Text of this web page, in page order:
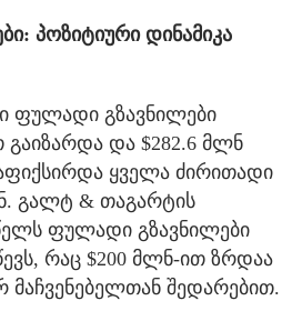
პოზიტიური დინამიკა
ფულადი გზავნილები
და $282.6 მლნ
ყველა ძირითადი
გალტ & თაგარტის
ფულადი გზავნილები
რაც $200 მლნ-ით ზრდაა
მაჩვენებელთან შედარებით.